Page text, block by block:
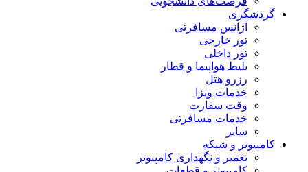
گردشگری
آژانس مسافرتی
تور خارجی
تور داخلی
بلیط هواپیما و قطار
رزرو هتل
خدمات ویزا
وقت سفارت
خدمات مسافرتی
سایر
کامپیوتر و شبکه
تعمیر و نگهداری کامپیوتر